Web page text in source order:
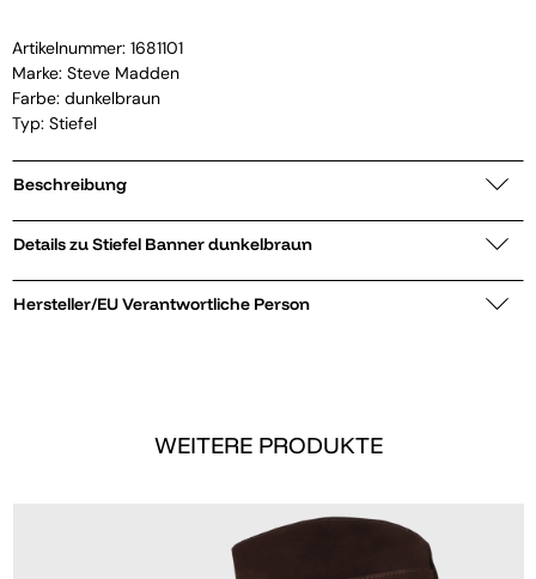
Artikelnummer: 1681101
Marke: Steve Madden
Farbe: dunkelbraun
Typ: Stiefel
Beschreibung
Details zu Stiefel Banner dunkelbraun
Hersteller/EU Verantwortliche Person
WEITERE PRODUKTE